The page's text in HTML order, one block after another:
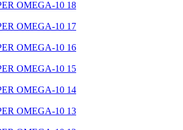
OMEGA-10 18
OMEGA-10 17
OMEGA-10 16
OMEGA-10 15
OMEGA-10 14
OMEGA-10 13